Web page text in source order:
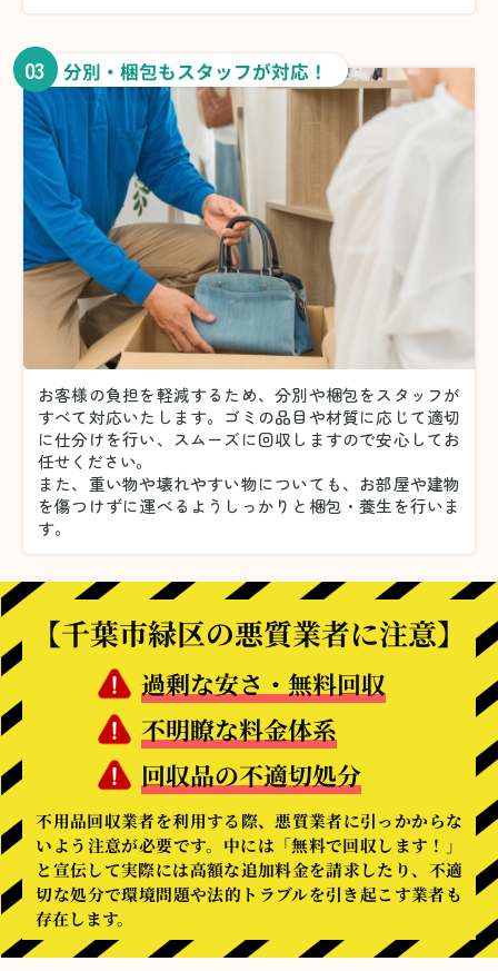
03 分別・梱包もスタッフが対応！
お客様の負担を軽減するため、分別や梱包をスタッフが
すべて対応いたします。 ゴミの品目や材質に応じて適切
に仕分けを行い、スムーズに回収しますので安心してお
任せください。
また、重い物や壊れやすい物についても、お部屋や建物
を傷つけずに運べるようしっかりと梱包・養生を行いま
す。
【千葉市緑区の悪質業者に注意】
過剰な安さ・無料回収
不明瞭な料金体系
回収品の不適切処分
不用品回収業者を利用する際、悪質業者に引っかからな
いよう注意が必要です。中には「無料で回収します！」
と宣伝して実際には高額な追加料金を請求したり、不適
切な処分で環境問題や法的トラブルを引き起こす業者も
存在します。